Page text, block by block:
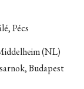
Pécs
(NL)
Budapest